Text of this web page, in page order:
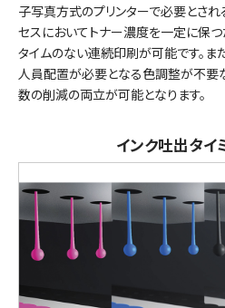
子写真方式のプリンターで必要とされ
セスにおいてトナー濃度を一定に保つ
タイムのない連続印刷が可能です。ま
人員配置が必要となる色調整が不要
数の削減の両立が可能となります。
インク吐出タイ